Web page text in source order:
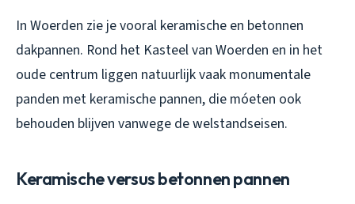
In Woerden zie je vooral keramische en betonnen
dakpannen. Rond het Kasteel van Woerden en in het
oude centrum liggen natuurlijk vaak monumentale
panden met keramische pannen, die móeten ook
behouden blijven vanwege de welstandseisen.
Keramische versus betonnen pannen